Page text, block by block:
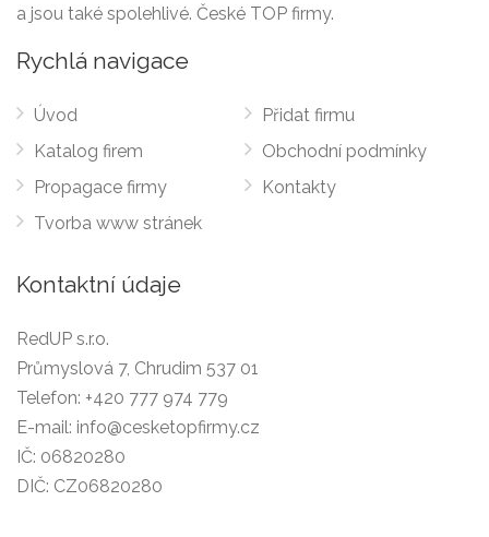
a jsou také spolehlivé. České TOP firmy.
Rychlá navigace
Úvod
Katalog firem
Propagace firmy
Tvorba www stránek
Přidat firmu
Obchodní podmínky
Kontakty
Kontaktní údaje
RedUP s.r.o.
Průmyslová 7, Chrudim 537 01
Telefon: +420 777 974 779
E-mail: info@cesketopfirmy.cz
IČ: 06820280
DIČ: CZ06820280